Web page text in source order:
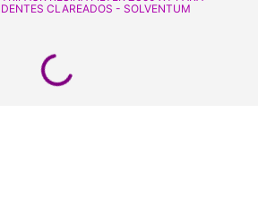
DENTES CLAREADOS - SOLVENTUM